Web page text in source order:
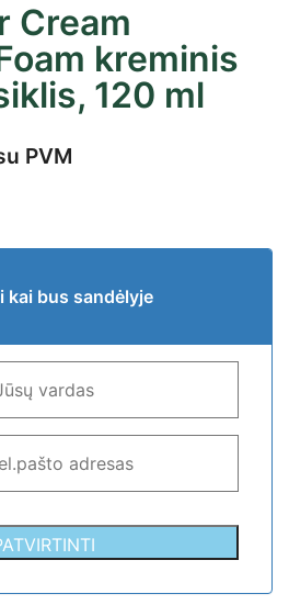
Cream
kreminis
120 ml
PVM
kai bus sandėlyje